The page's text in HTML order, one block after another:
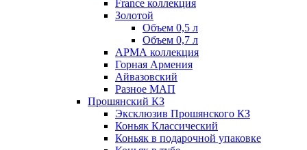
France коллекция
Золотой
Объем 0,5 л
Объем 0,7 л
АРМА коллекция
Горная Армения
Айвазовский
Разное МАП
Прошянский КЗ
Эксклюзив Прошянского КЗ
Коньяк Классический
Коньяк в подарочной упаковке